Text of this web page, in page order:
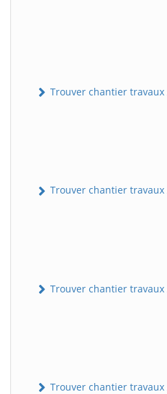
Trouver chantier travaux
Trouver chantier travaux
Trouver chantier travaux
Trouver chantier travaux